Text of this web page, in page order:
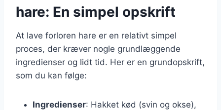
hare: En simpel opskrift
At lave forloren hare er en relativt simpel
proces, der kræver nogle grundlæggende
ingredienser og lidt tid. Her er en grundopskrift,
som du kan følge:
Ingredienser: Hakket kød (svin og okse),